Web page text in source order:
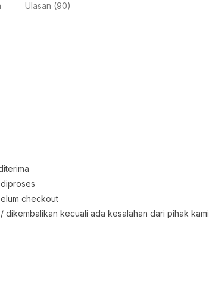
Ulasan (90)
checkout
kecuali ada kesalahan dari pihak kami